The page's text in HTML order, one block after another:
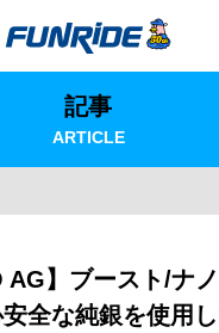
記事
ARTICLE
AG】ブースト/ナ
全な純銀を使用